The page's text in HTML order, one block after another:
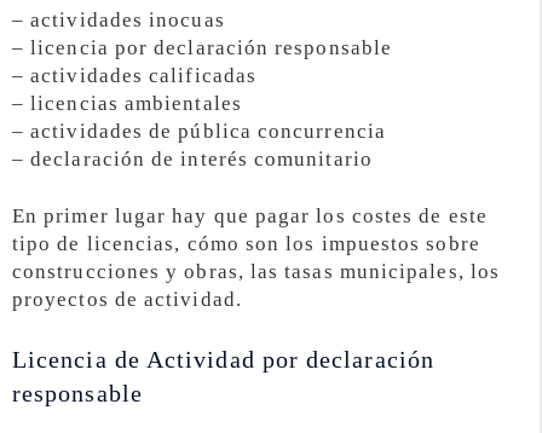
– actividades inocuas
– licencia por declaración responsable
– actividades calificadas
– licencias ambientales
– actividades de pública concurrencia
– declaración de interés comunitario
En primer lugar hay que pagar los costes de este
tipo de licencias, cómo son los impuestos sobre
construcciones y obras, las tasas municipales, los
proyectos de actividad.
Licencia de Actividad por declaración
responsable